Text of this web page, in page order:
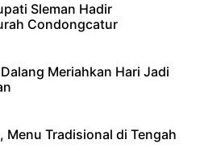
Sleman Hadir
Condongcatur
Meriahkan Hari Jadi
Menu Tradisional di Tengah